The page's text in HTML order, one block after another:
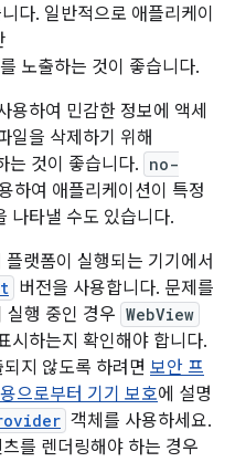
다. 일반적으로 애플리케이
를 노출하는 것이 좋습니다.
용하여 민감한 정보에 액세
일을 삭제하기 위해
는 것이 좋습니다. no-
하여 애플리케이션이 특정
나타낼 수도 있습니다.
랫폼이 실행되는 기기에서
버전을 사용합니다. 문제를
실행 중인 경우 WebView
시하는지 확인해야 합니다.
지 않도록 하려면 보안 프
으로부터 기기 보호에 설명
객체를 사용하세요.
를 렌더링해야 하는 경우